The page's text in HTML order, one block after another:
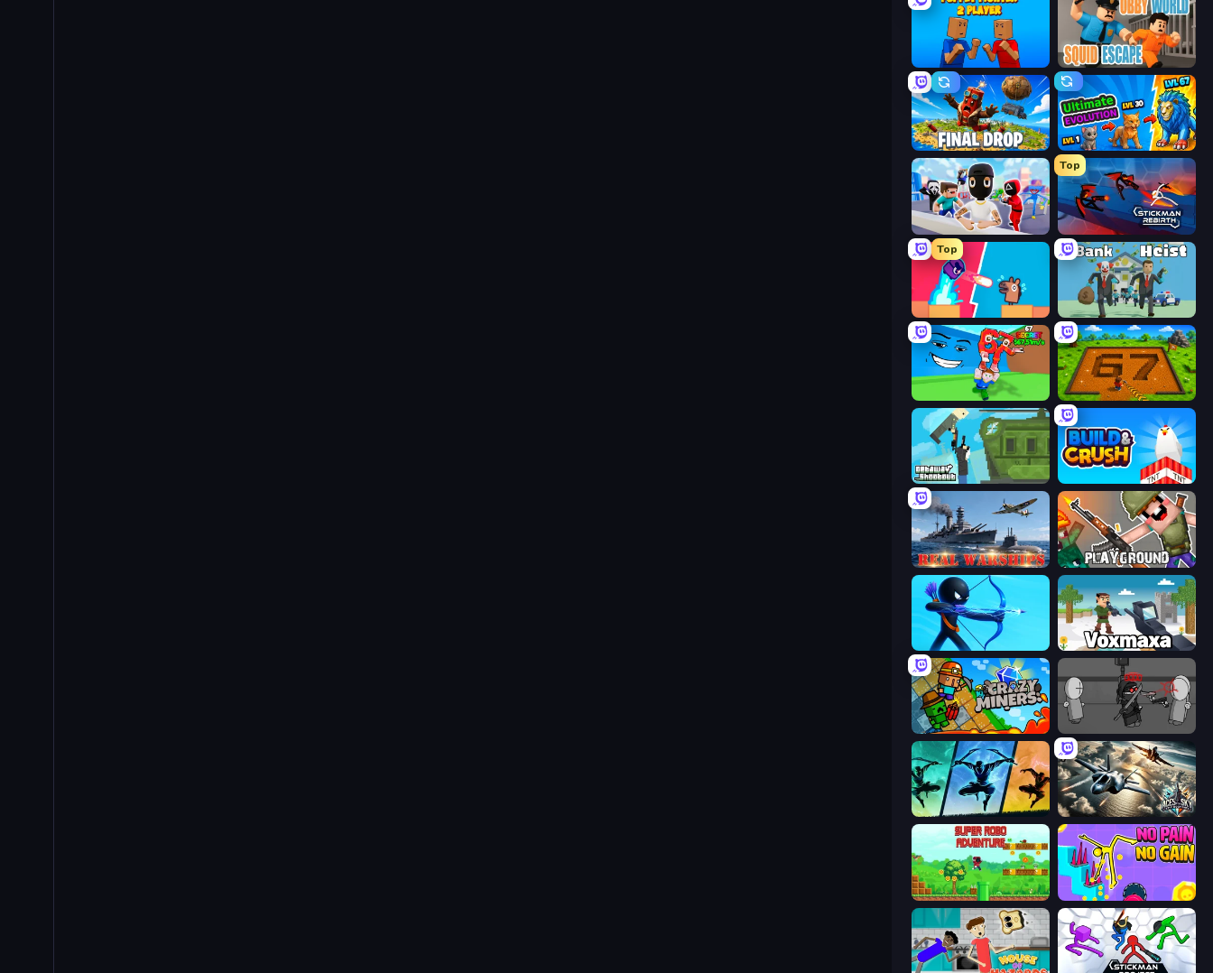
Puppet Fighter 2 Player
Final Drop Ultimate Evolution
Top
Stickman Rebirth
Top
Boom Slingers ReBoom Bank Heist
Obby: Dig Brainrots
Getaway Shootout Build and Crush
Real Warships Playground
Archers Random Voxmaxa
Crazy Miners Madness Project Nexus
Shadow Ninja Revenge Aces of the Sky: Epic Dogfights
Super Robo - Adventure No Pain No Gain - Ragdoll Sandbox